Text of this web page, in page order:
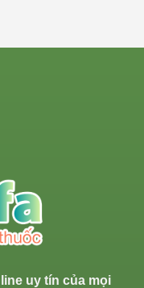
uy tín của mọi